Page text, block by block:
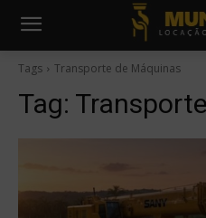
Tags Transporte de Máquinas
Tag: